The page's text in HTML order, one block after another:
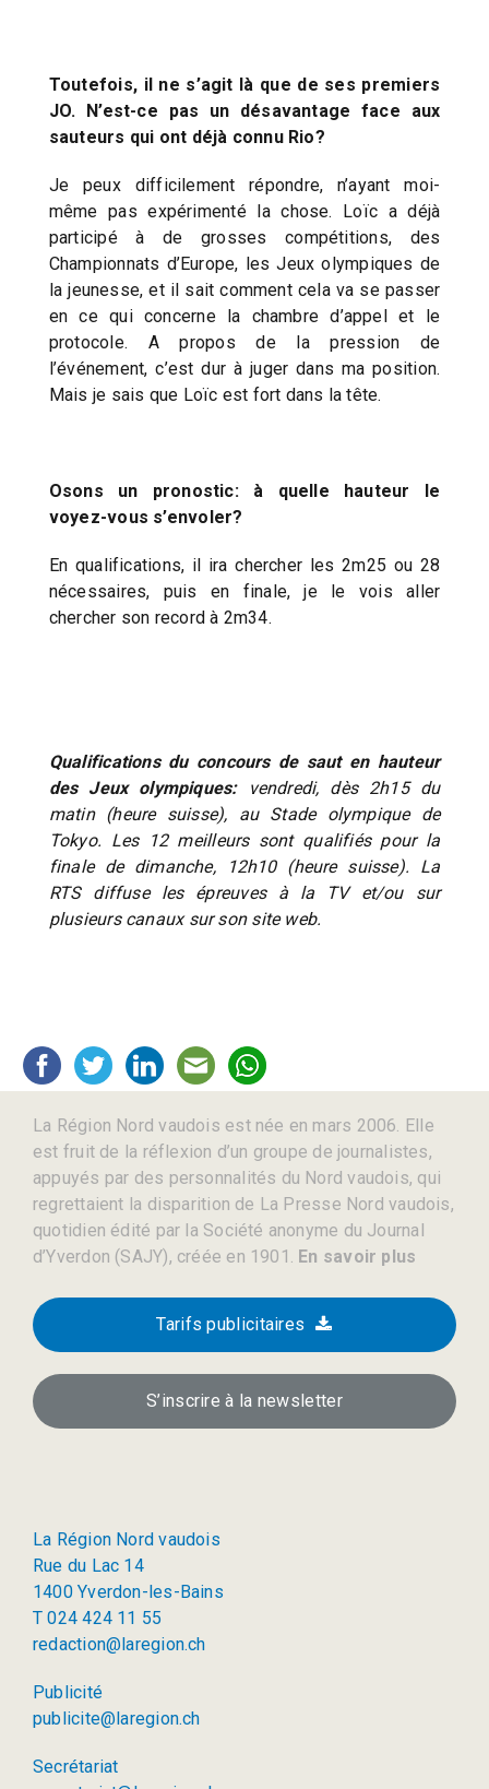
Toutefois, il ne s’agit là que de ses premiers
JO. N’est-ce pas un désavantage face aux
sauteurs qui ont déjà connu Rio?
Je peux difficilement répondre, n’ayant moi-
même pas expérimenté la chose. Loïc a déjà
participé à de grosses compétitions, des
Championnats d’Europe, les Jeux olympiques de
la jeunesse, et il sait comment cela va se passer
en ce qui concerne la chambre d’appel et le
protocole. A propos de la pression de
l’événement, c’est dur à juger dans ma position.
Mais je sais que Loïc est fort dans la tête.
Osons un pronostic: à quelle hauteur le
voyez-vous s’envoler?
En qualifications, il ira chercher les 2m25 ou 28
nécessaires, puis en finale, je le vois aller
chercher son record à 2m34.
Qualifications du concours de saut en hauteur
des Jeux olympiques:
vendredi, dès 2h15 du
matin (heure suisse), au Stade olympique de
Tokyo. Les 12 meilleurs sont qualifiés pour la
finale de dimanche, 12h10 (heure suisse). La
RTS diffuse les épreuves à la TV et/ou sur
plusieurs canaux sur son site web.
La Région Nord vaudois est née en mars 2006. Elle
est fruit de la réflexion d’un groupe de journalistes,
appuyés par des personnalités du Nord vaudois, qui
regrettaient la disparition de La Presse Nord vaudois,
quotidien édité par la Société anonyme du Journal
d’Yverdon (SAJY), créée en 1901. En savoir plus
Tarifs publicitaires
S’inscrire à la newsletter
La Région Nord vaudois
Rue du Lac 14
1400 Yverdon-les-Bains
T 024 424 11 55
redaction@laregion.ch
Publicité
publicite@laregion.ch
Secrétariat